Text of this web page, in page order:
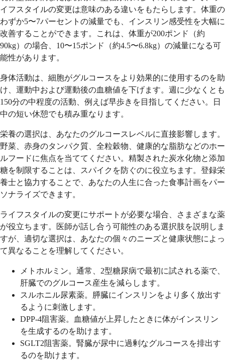
イフスタイルの変更は意味のある違いをもたらします。体重の
わずか5〜7パーセントの減量でも、インスリン感受性を大幅に
改善することができます。これは、体重が200ポンド（約
90kg）の場合、10〜15ポンド（約4.5〜6.8kg）の減量になる可
能性があります。
身体活動は、細胞がグルコースをより効果的に使用するのを助
け、運動中および運動後の血糖値を下げます。週に少なくとも
150分の中程度の活動、例えば早歩きを目指してください。日
中の短い休憩でも積み重なります。
栄養の選択は、あなたのグルコースレベルに直接影響します。
野菜、赤身のタンパク質、全粒穀物、健康的な脂肪などのホー
ルフードに焦点を当ててください。精製された炭水化物と添加
糖を制限することは、スパイクを防ぐのに役立ちます。登録栄
養士と協力することで、あなたの人生に合った食事計画をパー
ソナライズできます。
ライフスタイルの変更にサポートが必要な場合、さまざまな薬
が役立ちます。医師が話し合う可能性のある選択肢を説明しま
すが、適切な選択は、あなたの個々のニーズと健康状態によっ
て異なることを理解してください。
メトホルミン。通常、2型糖尿病で最初に試される薬で、
肝臓でのグルコース産生を減らします。
スルホニル尿素薬。膵臓にインスリンをより多く放出す
るように刺激します。
DPP-4阻害薬。血糖値が上昇したときに体がインスリン
を生成するのを助けます。
SGLT2阻害薬。腎臓が尿中に過剰なグルコースを排出す
るのを助けます。